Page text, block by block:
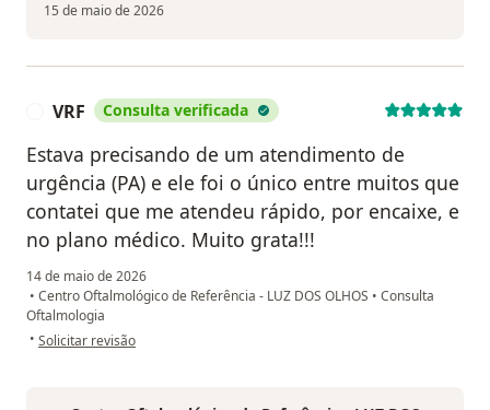
15 de maio de 2026
VRF Consulta verificada
Estava precisando de um atendimento de
urgência (PA) e ele foi o único entre muitos que
contatei que me atendeu rápido, por encaixe, e
no plano médico. Muito grata!!!
14 de maio de 2026
• Centro Oftalmológico de Referência - LUZ DOS OLHOS • Consulta
Oftalmologia
• na opinião do utilizador VRF
Solicitar revisão